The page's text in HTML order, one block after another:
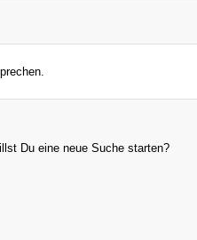
Du eine neue Suche starten?